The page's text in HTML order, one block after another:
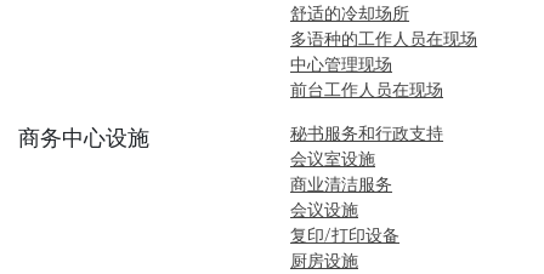
舒适的冷却场所
多语种的工作人员在现场
中心管理现场
前台工作人员在现场
商务中心设施
秘书服务和行政支持
会议室设施
商业清洁服务
会议设施
复印/打印设备
厨房设施